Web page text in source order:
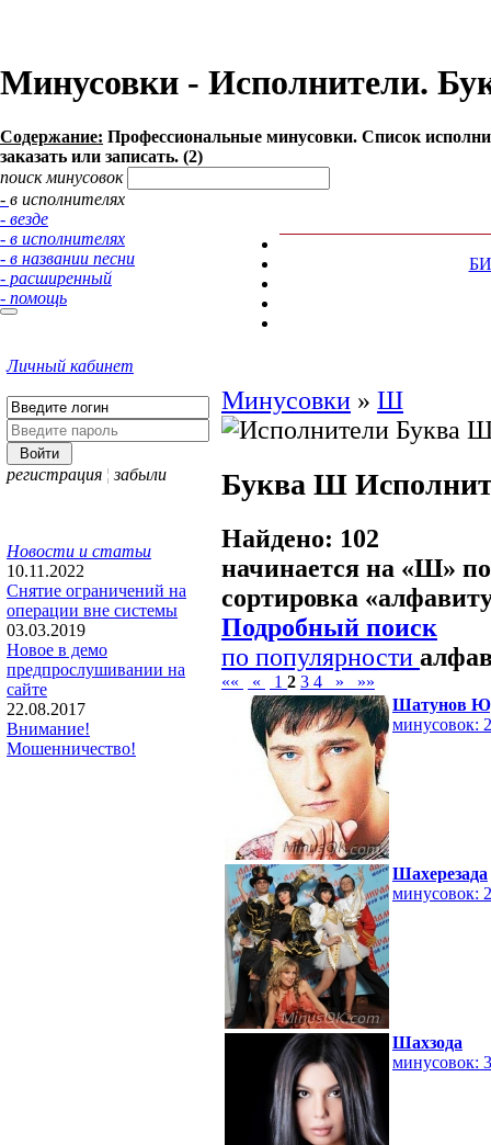
Минусовки - Исполнители.
Содержание: Профессиональные минусовки. Список
заказать или записать. (2)
поиск минусовок
- в исполнителях
- везде
- в исполнителях
- в названии песни
- расширенный
- помощь
Личный кабинет
регистрация ¦ забыли
Новости и статьи
10.11.2022
Снятие ограничений на
операции вне системы
03.03.2019
Новое в демо
предпрослушивании на
сайте
22.08.2017
Внимание!
Мошенничество!
Минусовки » Ш
Буква Ш
Найдено: 102
начинается на «Ш»
сортировка «
Подробный поиск
по популярности
«« « 1 2 3 4 »
»»
Шатунов
минусовок:
Шахерезада
минусовок: 2
Шахзода
минусовок: 3